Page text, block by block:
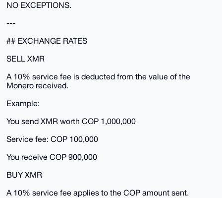
NO EXCEPTIONS.
---
## EXCHANGE RATES
SELL XMR
A 10% service fee is deducted from the value of the
Monero received.
Example:
You send XMR worth COP 1,000,000
Service fee: COP 100,000
You receive COP 900,000
BUY XMR
A 10% service fee applies to the COP amount sent.